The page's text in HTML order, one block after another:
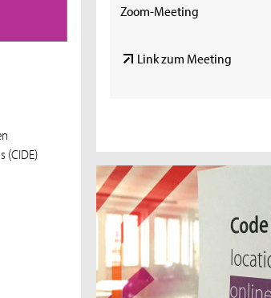
(CIDE)
Zoom-Meeting
Link zum Meeting